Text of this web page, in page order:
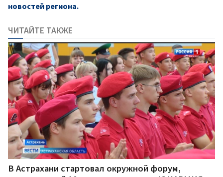
новостей региона.
ЧИТАЙТЕ ТАКЖЕ
В Астрахани стартовал окружной форум,